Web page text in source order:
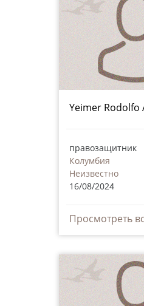
Yeimer Rodolfo
правозащитник
Колумбия
Неизвестно
16/08/2024